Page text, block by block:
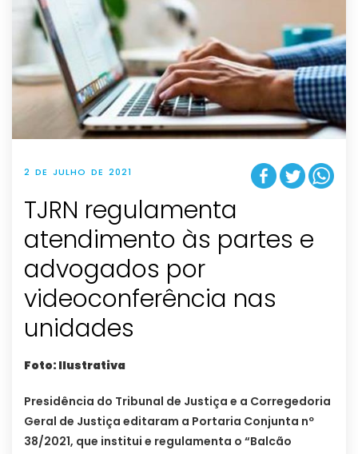
2 DE JULHO DE 2021
TJRN regulamenta
atendimento às partes e
advogados por
videoconferência nas
unidades
Foto: Ilustrativa
Presidência do Tribunal de Justiça e a Corregedoria
Geral de Justiça editaram a Portaria Conjunta nº
38/2021, que institui e regulamenta o “Balcão